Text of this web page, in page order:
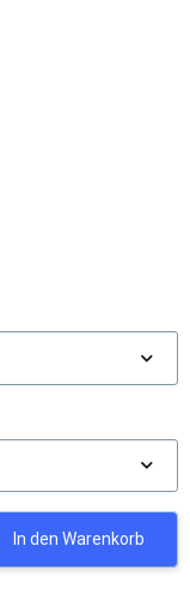
In den Warenkorb